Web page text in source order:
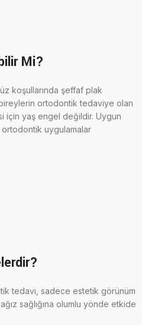
Mi?
koşullarında şeffaf plak
ortodontik tedaviye olan
için yaş engel değildir. Uygun
ortodontik uygulamalar
tedavi, sadece estetik görünüm
sağlığına olumlu yönde etkide